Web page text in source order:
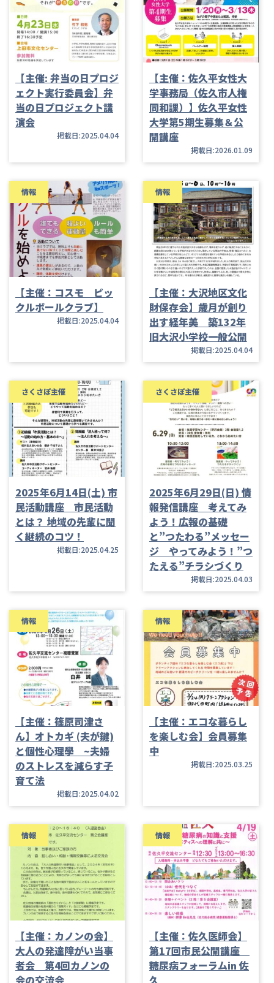
【主催: 弁当の日プロジ
ェクト実行委員会】弁
当の日プロジェクト講
演会
掲載日:2025.04.04
【主催：佐久平女性大
学事務局（佐久市人権
同和課）】佐久平女性
大学第5期生募集＆公
開講座
掲載日:2026.01.09
情報
【主催：コスモ ピッ
クルボールクラブ】
掲載日:2025.04.04
情報
【主催：大沢地区文化
財保存会】歳月が創り
出す経年美 築132年
旧大沢小学校一般公開
掲載日:2025.04.04
さくさぽ主催
2025年6月14日(土) 市
民活動講座 市民活動
とは？ 地域の先輩に聞
く継続のコツ！
掲載日:2025.04.25
さくさぽ主催
2025年6月29日(日) 情
報発信講座 考えてみ
よう！広報の基礎
と”つたわる”メッセー
ジ やってみよう！”つ
たえる”チラシづくり
掲載日:2025.04.03
情報
【主催：篠原司津さ
ん】オトカギ (夫が鍵)
と個性心理學 ~夫婦
のストレスを減らす子
育て法
掲載日:2025.04.02
情報
【主催：エコな暮らし
を楽しむ会】会員募集
中
掲載日:2025.03.25
情報
【主催：カノンの会】
大人の発達障がい当事
者会 第4回カノンの
情報
【主催：佐久医師会】
第17回市民公開講座
糖尿病フォーラムin 佐